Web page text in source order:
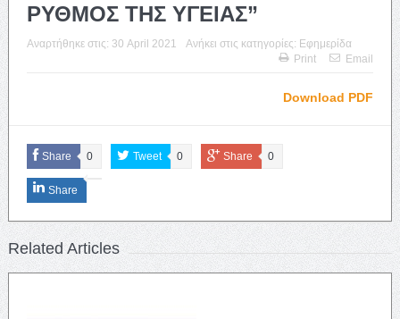
ΡΥΘΜΟΣ ΤΗΣ ΥΓΕΙΑΣ”
Αναρτήθηκε στις: 30 April 2021 Ανήκει στις κατηγορίες: Εφημερίδα
Print
Email
Download PDF
Share 0 Tweet 0 Share 0
Share
Related Articles